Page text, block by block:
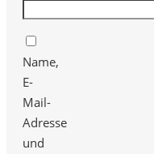
Name,
E-
Mail-
Adresse
und